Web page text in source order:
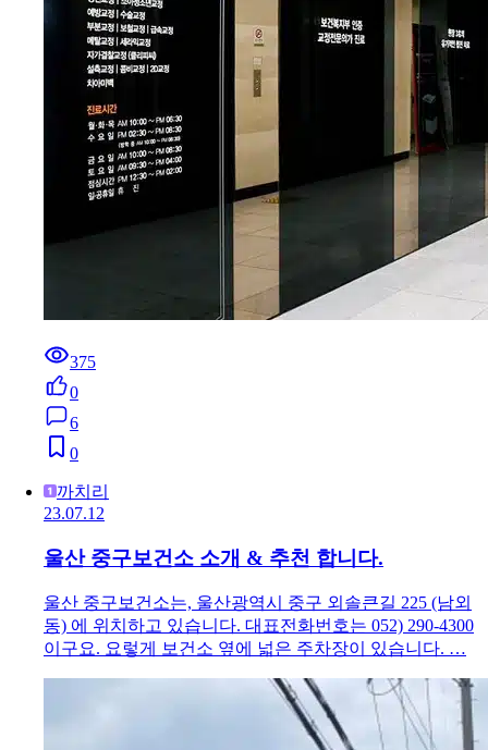
375
0
6
0
까치리
23.07.12
울산 중구보건소 소개 & 추천 합니다.
울산 중구보건소는, 울산광역시 중구 외솔큰길 225 (남외
동) 에 위치하고 있습니다. 대표전화번호는 052) 290-4300
이구요. 요렇게 보건소 옆에 넓은 주차장이 있습니다. …